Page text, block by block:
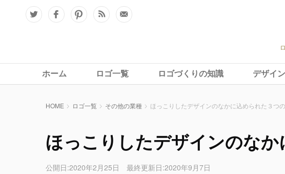
ホーム ロゴ一覧 ロゴづくりの知識 デザイ
HOME ロゴ一覧 その他の業種 ほっこりしたデザインのなかに込められた３つ
ほっこりしたデザインのな
公開日:2020年2月25日 最終更新日:2020年9月7日